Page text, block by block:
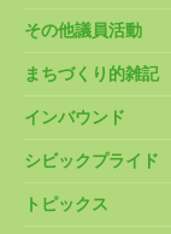
その他議員活動
まちづくり的雑記
インバウンド
シビックプライド
トピックス